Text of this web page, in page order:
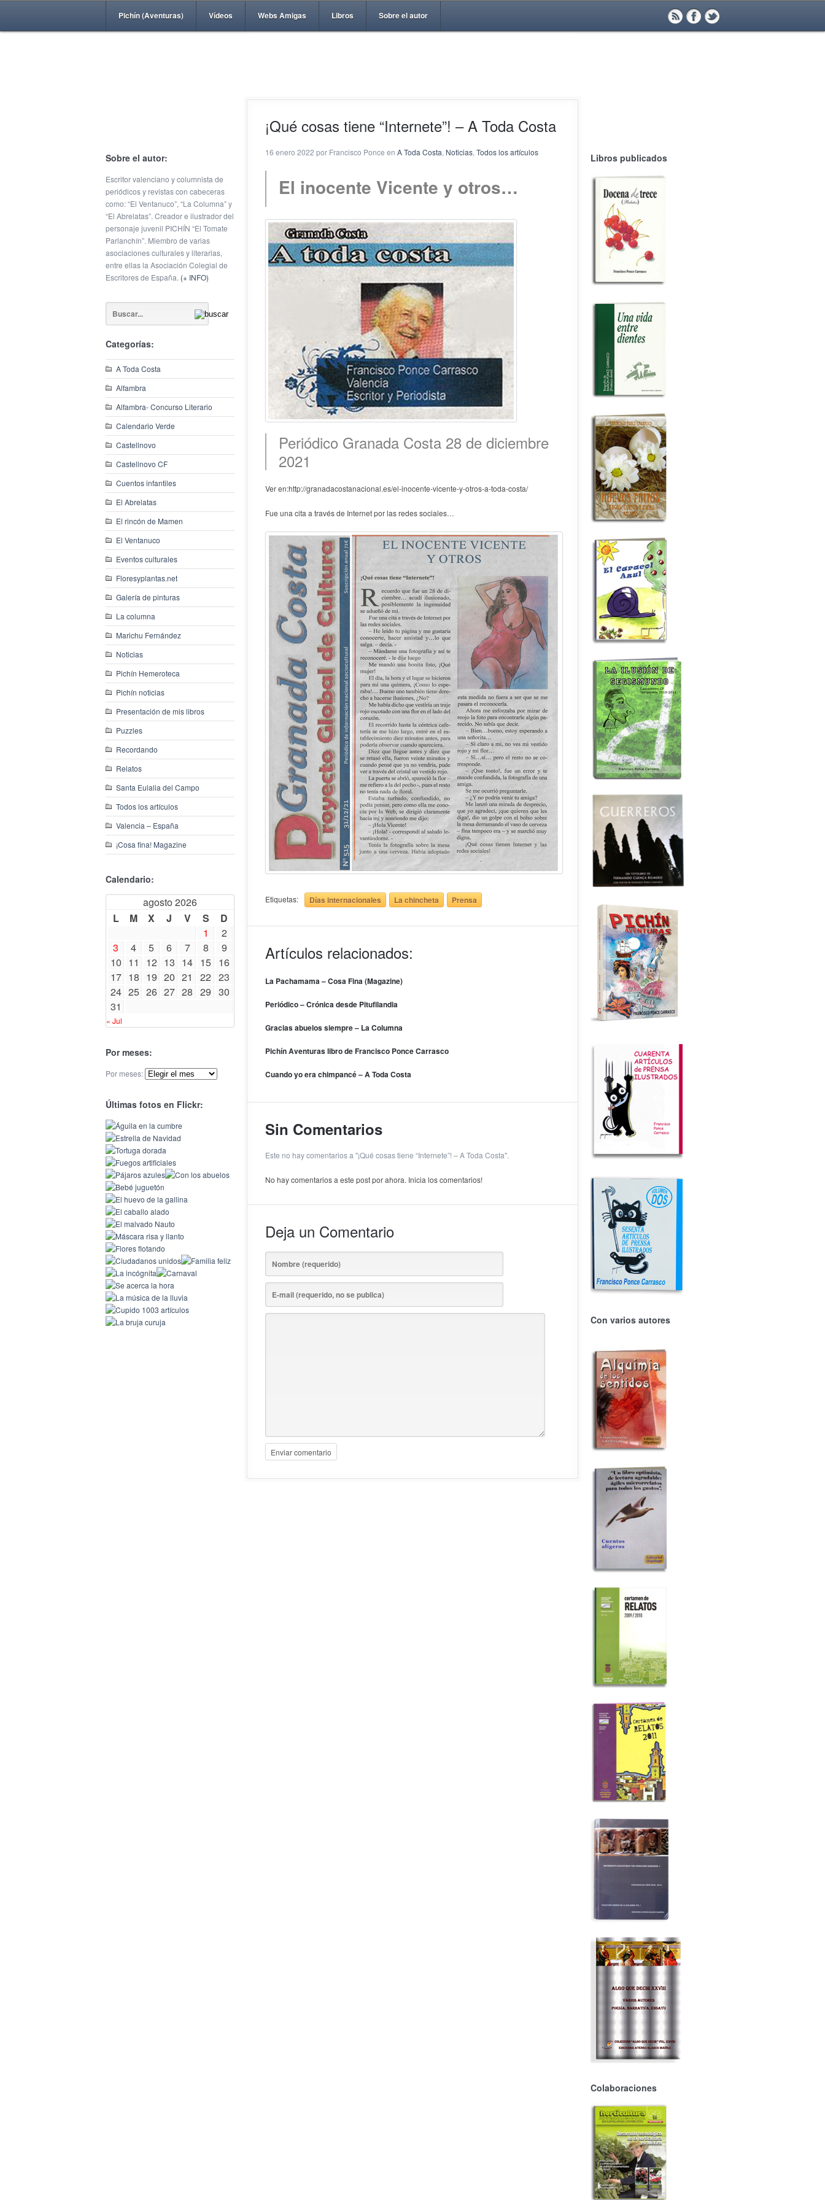
Pichín (Aventuras) Vídeos Webs Amigas Libros Sobre el autor
Sobre el autor:
Escritor valenciano y columnista de
periódicos y revistas con cabeceras
como: “El Ventanuco”, “La Columna” y
“El Abrelatas”. Creador e ilustrador del
personaje juvenil PICHÍN “El Tomate
Parlanchín”. Miembro de varias
asociaciones culturales y literarias,
entre ellas la Asociación Colegial de
Escritores de España. (+ INFO)
Categorías:
A Toda Costa
Alfambra
Alfambra- Concurso Literario
Calendario Verde
Castellnovo
Castellnovo CF
Cuentos infantiles
El Abrelatas
El rincón de Mamen
El Ventanuco
Eventos culturales
Floresyplantas.net
Galería de pinturas
La columna
Marichu Fernández
Noticias
Pichín Hemeroteca
Pichín noticias
Presentación de mis libros
Puzzles
Recordando
Relatos
Santa Eulalia del Campo
Todos los artículos
Valencia – España
¡Cosa fina! Magazine
Calendario:
agosto 2026
L
M X J V S
D
1
2
3
4 5 6 7 8
9
10 11 12 13 14 15 16
17 18 19 20 21 22 23
24 25 26 27 28 29 30
31
« Jul
Por meses:
Por meses:
Últimas fotos en Flickr:
Libros publicados
Con varios autores
Colaboraciones
¡Qué cosas tiene “Internete”! – A Toda Costa
16 enero 2022 por Francisco Ponce en A Toda Costa, Noticias, Todos los artículos
El inocente Vicente y otros…
Periódico Granada Costa 28 de diciembre
2021
Ver en:http://granadacostanacional.es/el-inocente-vicente-y-otros-a-toda-costa/
Fue una cita a través de Internet por las redes sociales…
Etiquetas: Días internacionales La chincheta Prensa
Artículos relacionados:
La Pachamama – Cosa Fina (Magazine)
Periódico – Crónica desde Pitufilandia
Gracias abuelos siempre – La Columna
Pichín Aventuras libro de Francisco Ponce Carrasco
Cuando yo era chimpancé – A Toda Costa
Sin Comentarios
Este no hay comentarios a "¡Qué cosas tiene “Internete”! – A Toda Costa".
No hay comentarios a este post por ahora. Inicia los comentarios!
Deja un Comentario